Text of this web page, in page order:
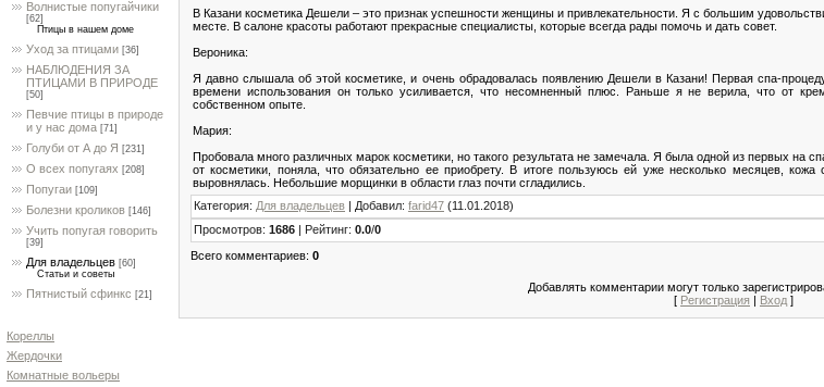
Волнистые попугайчики
[62]
Птицы в нашем доме
Уход за птицами [36]
НАБЛЮДЕНИЯ ЗА
ПТИЦАМИ В ПРИРОДЕ
[50]
Певчие птицы в природе
и у нас дома [71]
Голуби от А до Я [231]
О всех попугаях [208]
Попугаи [109]
Болезни кроликов [146]
Учить попугая говорить
[39]
Для владельцев [60]
Статьи и советы
Пятнистый сфинкс [21]
Кореллы
Жердочки
Комнатные вольеры
В Казани косметика Дешели – это признак успешности женщины и привлекательности. Я с большим
месте. В салоне красоты работают прекрасные специалисты, которые всегда рады помочь и дать совет.
Вероника:
Я давно слышала об этой косметике, и очень обрадовалась появлению Дешели в Казани! Первая спа-
времени использования он только усиливается, что несомненный плюс. Раньше я не верила, что от
собственном опыте.
Мария:
Пробовала много различных марок косметики, но такого результата не замечала. Я была одной из первых на
от косметики, поняла, что обязательно ее приобрету. В итоге пользуюсь ей уже несколько месяцев,
выровнялась. Небольшие морщинки в области глаз почти сгладились.
Категория: Для владельцев | Добавил: farid47 (11.01.2018)
Просмотров: 1686 | Рейтинг: 0.0/0
Всего комментариев: 0
Добавлять комментарии могут только
[ Регистрация | Вход ]